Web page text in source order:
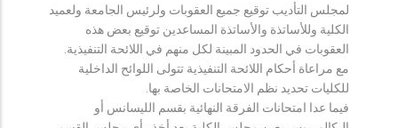
لمجلس التأديب توقيع جميع العقوبات ولرئيس الجامعة ولعميد
الكلية وللأساتذة والأساتذة المساعدين توقيع بعض هذه
العقوبات في الحدود المبينة لكل منهم في اللائحة التنفيذية.
مع مراعاة أحكام اللائحة التنفيذية تتولى اللوائح الداخلية
للكليات تحديد نظم الامتحانات الخاصة بها.
فيما عدا امتحانات الفرقة النهائية بقسم الليسانس أو